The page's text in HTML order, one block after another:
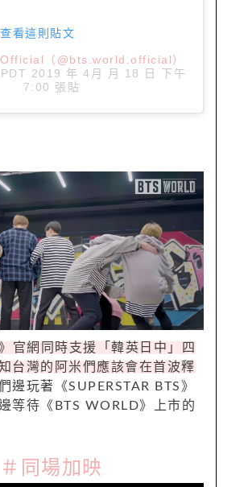
看這則貼文
（@bts.world.official）
PDT 2019 年 4月 月 18 日 下午
7:00 張貼
》官網同時支援「韓英日中」四
台灣的阿米們應該會在首波釋
邊玩著《SUPERSTAR BTS 》
等待《 BTS WORLD》上市的
＃同場加映